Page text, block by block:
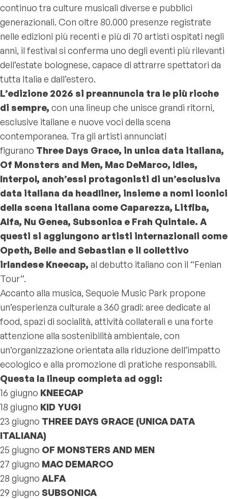
continuo tra culture musicali diverse e pubblici
generazionali. Con oltre 80.000 presenze registrate
nelle edizioni più recenti e più di 70 artisti ospitati negli
anni, il festival si conferma uno degli eventi più rilevanti
dell’estate bolognese, capace di attrarre spettatori da
tutta Italia e dall’estero.
L’edizione 2026 si preannuncia tra le più ricche
di sempre, con una lineup che unisce grandi ritorni,
esclusive italiane e nuove voci della scena
contemporanea. Tra gli artisti annunciati
figurano Three Days Grace, in unica data italiana,
Of Monsters and Men, Mac DeMarco, Idles,
Interpol, anch’essi protagonisti di un’esclusiva
data italiana da headliner, insieme a nomi iconici
della scena italiana come Caparezza, Litfiba,
Alfa, Nu Genea, Subsonica e Frah Quintale. A
questi si aggiungono artisti internazionali come
Opeth, Belle and Sebastian e il collettivo
irlandese Kneecap, al debutto italiano con il “Fenian
Tour”.
Accanto alla musica, Sequoie Music Park propone
un’esperienza culturale a 360 gradi: aree dedicate al
food, spazi di socialità, attività collaterali e una forte
attenzione alla sostenibilità ambientale, con
un’organizzazione orientata alla riduzione dell’impatto
ecologico e alla promozione di pratiche responsabili.
Questa la lineup completa ad oggi:
16 giugno KNEECAP
18 giugno KID YUGI
23 giugno THREE DAYS GRACE (UNICA DATA
ITALIANA)
25 giugno OF MONSTERS AND MEN
27 giugno MAC DEMARCO
28 giugno ALFA
29 giugno SUBSONICA